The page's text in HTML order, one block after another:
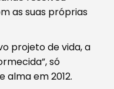
as suas próprias
projeto de vida, a
só
em 2012.